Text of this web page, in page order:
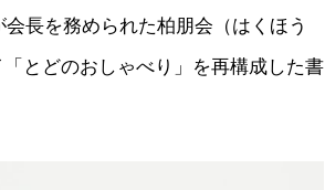
長を務められた柏朋会（はくほう
とどのおしゃべり」を再構成した書